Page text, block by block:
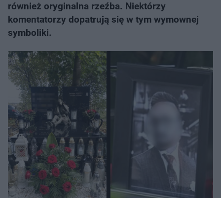
również oryginalna rzeźba. Niektórzy
komentatorzy dopatrują się w tym wymownej
symboliki.